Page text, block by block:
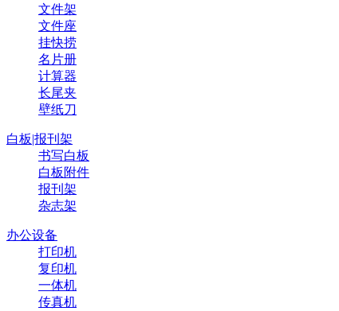
文件架
文件座
挂快捞
名片册
计算器
长尾夹
壁纸刀
白板|报刊架
书写白板
白板附件
报刊架
杂志架
办公设备
打印机
复印机
一体机
传真机